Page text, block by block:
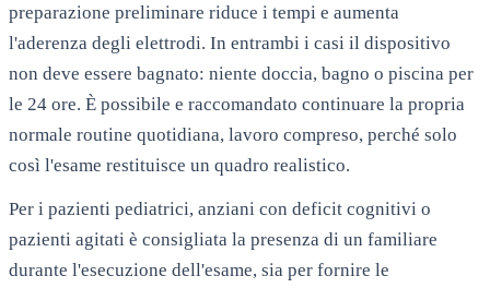
preparazione preliminare riduce i tempi e aumenta
l'aderenza degli elettrodi. In entrambi i casi il dispositivo
non deve essere bagnato: niente doccia, bagno o piscina per
le 24 ore. È possibile e raccomandato continuare la propria
normale routine quotidiana, lavoro compreso, perché solo
così l'esame restituisce un quadro realistico.
Per i pazienti pediatrici, anziani con deficit cognitivi o
pazienti agitati è consigliata la presenza di un familiare
durante l'esecuzione dell'esame, sia per fornire le